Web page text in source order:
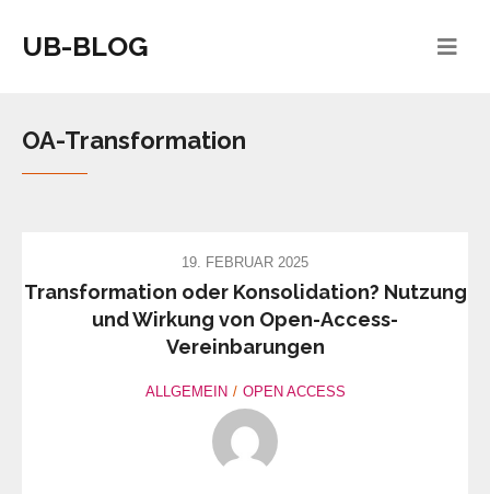
UB-BLOG
OA-Transformation
19. FEBRUAR 2025
Transformation oder Konsolidation? Nutzung
und Wirkung von Open-Access-
Vereinbarungen
ALLGEMEIN OPEN ACCESS